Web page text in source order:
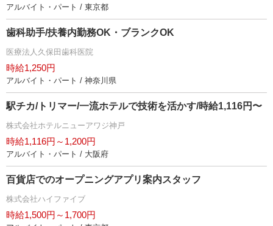
アルバイト・パート / 東京都
歯科助手/扶養内勤務OK・ブランクOK
医療法人久保田歯科医院
時給1,250円
アルバイト・パート / 神奈川県
駅チカ/トリマー/一流ホテルで技術を活かす/時給1,116円〜
株式会社ホテルニューアワジ神戸
時給1,116円～1,200円
アルバイト・パート / 大阪府
百貨店でのオープニングアプリ案内スタッフ
株式会社ハイファイブ
時給1,500円～1,700円